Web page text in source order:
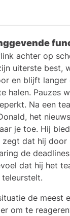
achter op
uiterste best,
en blijft langer
halen. Pauzes
Na een
het
je toe. Hij
zegt dat hij door
de
dat hij het
de meest
om te